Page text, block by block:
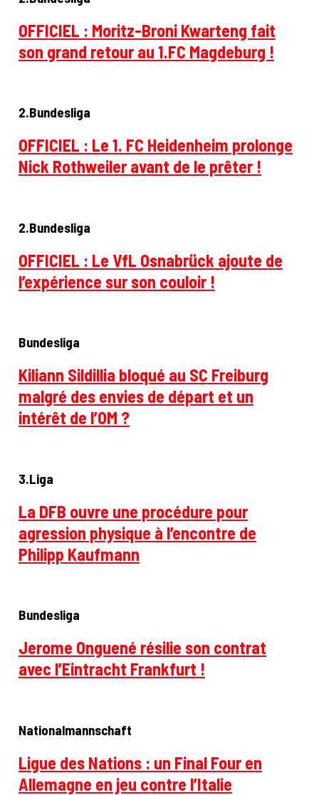
OFFICIEL : Moritz-Broni Kwarteng fait
son grand retour au 1.FC Magdeburg !
2.Bundesliga
OFFICIEL : Le 1. FC Heidenheim prolonge
Nick Rothweiler avant de le prêter !
2.Bundesliga
OFFICIEL : Le VfL Osnabrück ajoute de
l’expérience sur son couloir !
Bundesliga
Kiliann Sildillia bloqué au SC Freiburg
malgré des envies de départ et un
intérêt de l’OM ?
3.Liga
La DFB ouvre une procédure pour
agression physique à l’encontre de
Philipp Kaufmann
Bundesliga
Jerome Onguené résilie son contrat
avec l’Eintracht Frankfurt !
Nationalmannschaft
Ligue des Nations : un Final Four en
Allemagne en jeu contre l’Italie